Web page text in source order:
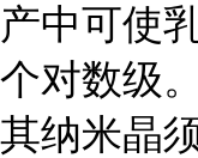
产中可使
个对数级
其纳米晶